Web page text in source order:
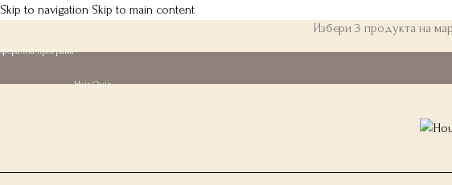
Skip to navigation Skip to main content
Избери 3 продукта на
програма
Hair Quiz